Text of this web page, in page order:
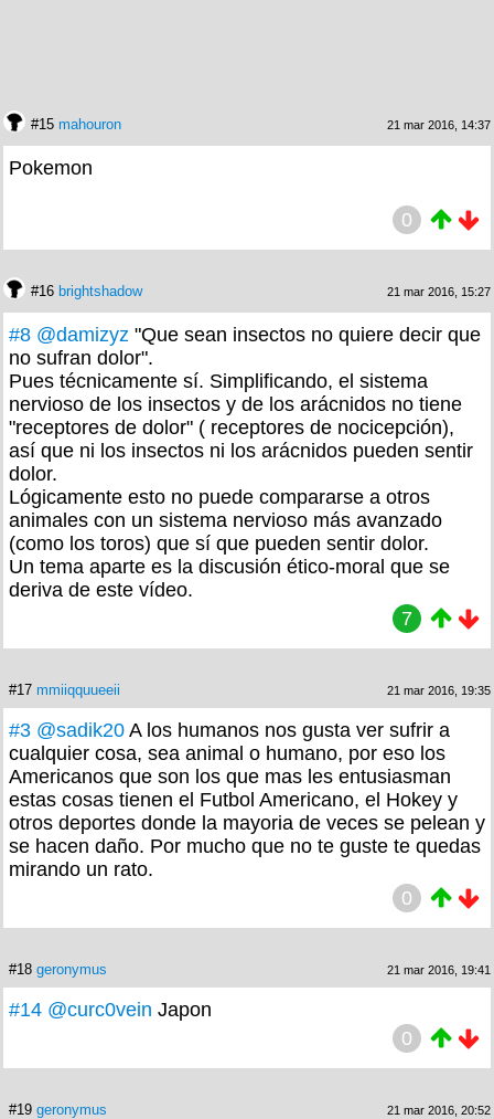
#15 mahouron 21 mar 2016, 14:37
Pokemon
0
#16 brightshadow 21 mar 2016, 15:27
#8 @damizyz "Que sean insectos no quiere decir que
no sufran dolor".
Pues técnicamente sí. Simplificando, el sistema
nervioso de los insectos y de los arácnidos no tiene
"receptores de dolor" ( receptores de nocicepción),
así que ni los insectos ni los arácnidos pueden sentir
dolor.
Lógicamente esto no puede compararse a otros
animales con un sistema nervioso más avanzado
(como los toros) que sí que pueden sentir dolor.
Un tema aparte es la discusión ético-moral que se
deriva de este vídeo.
7
#17 mmiiqquueeii 21 mar 2016, 19:35
#3 @sadik20 A los humanos nos gusta ver sufrir a
cualquier cosa, sea animal o humano, por eso los
Americanos que son los que mas les entusiasman
estas cosas tienen el Futbol Americano, el Hokey y
otros deportes donde la mayoria de veces se pelean y
se hacen daño. Por mucho que no te guste te quedas
mirando un rato.
0
#18 geronymus 21 mar 2016, 19:41
#14 @curc0vein Japon
0
#19 geronymus 21 mar 2016, 20:52